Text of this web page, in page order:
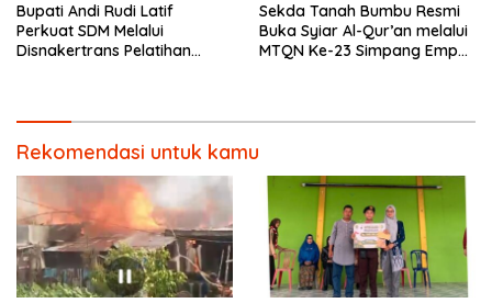
Bupati Andi Rudi Latif
Perkuat SDM Melalui
Disnakertrans Pelatihan
Sekda Tanah Bumbu Resmi
Buka Syiar Al-Qur’an melalui
MTQN Ke-23 Simpang Empat
Rekomendasi untuk kamu